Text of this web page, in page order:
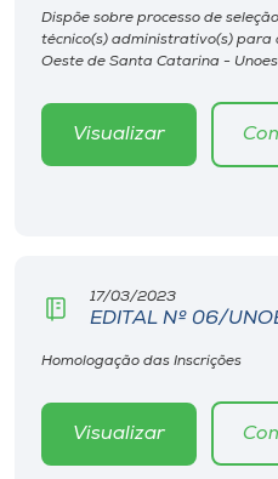
Museu
Unoesc
o idioma
Dispõe sobre processo de
técnico(s) administrativo(s)
Oeste de Santa Catarina -
Visualizar
17/03/2023
EDITAL Nº 06/
Homologação das Inscrições
Visualizar